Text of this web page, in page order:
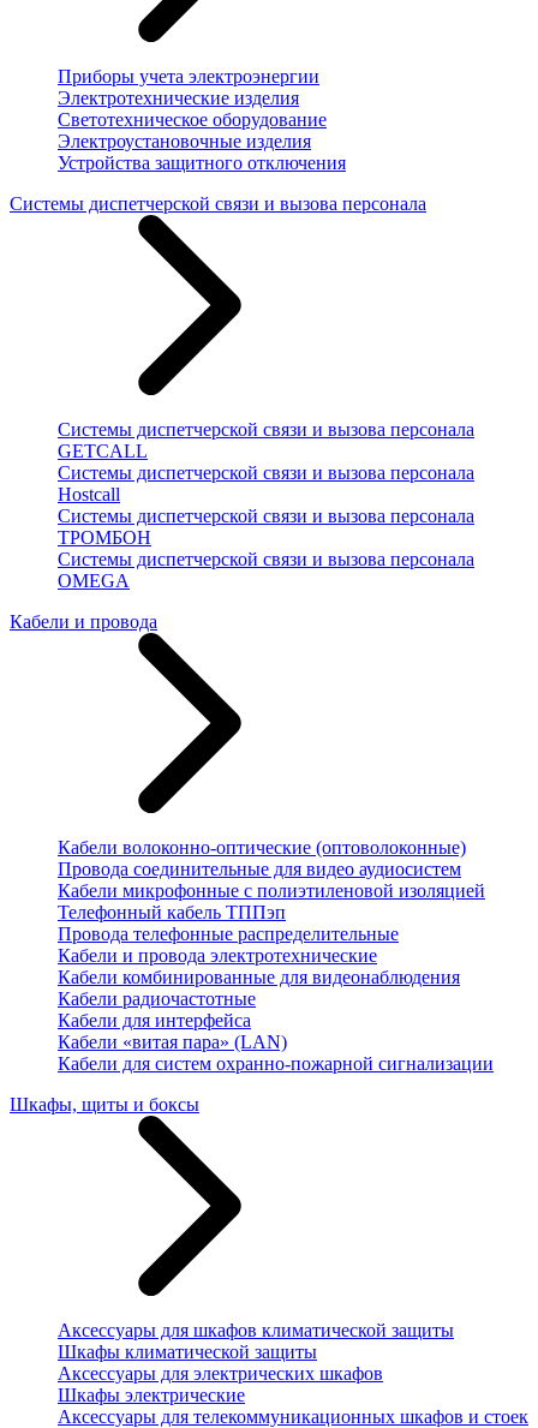
Приборы учета электроэнергии
Электротехнические изделия
Светотехническое оборудование
Электроустановочные изделия
Устройства защитного отключения
Системы диспетчерской связи и вызова персонала
Системы диспетчерской связи и вызова персонала
GETCALL
Системы диспетчерской связи и вызова персонала
Hostcall
Системы диспетчерской связи и вызова персонала
ТРОМБОН
Системы диспетчерской связи и вызова персонала
OMEGA
Кабели и провода
Кабели волоконно-оптические (оптоволоконные)
Провода соединительные для видео аудиосистем
Кабели микрофонные с полиэтиленовой изоляцией
Телефонный кабель ТППэп
Провода телефонные распределительные
Кабели и провода электротехнические
Кабели комбинированные для видеонаблюдения
Кабели радиочастотные
Кабели для интерфейса
Кабели «витая пара» (LAN)
Кабели для систем охранно-пожарной сигнализации
Шкафы, щиты и боксы
Аксессуары для шкафов климатической защиты
Шкафы климатической защиты
Аксессуары для электрических шкафов
Шкафы электрические
Аксессуары для телекоммуникационных шкафов и стоек